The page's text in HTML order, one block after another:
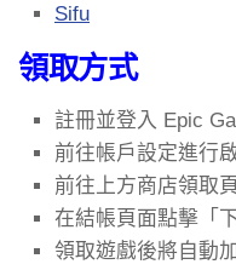
Sifu
領取方式
註冊並登入 Epic
前往帳戶設定進行
前往上方商店領取
在結帳頁面點擊「
領取遊戲後將自動